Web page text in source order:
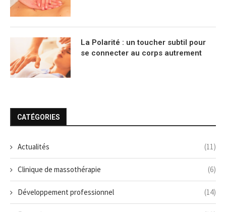
La Polarité : un toucher subtil pour
se connecter au corps autrement
CATÉGORIES
Actualités (11)
Clinique de massothérapie (6)
Développement professionnel (14)